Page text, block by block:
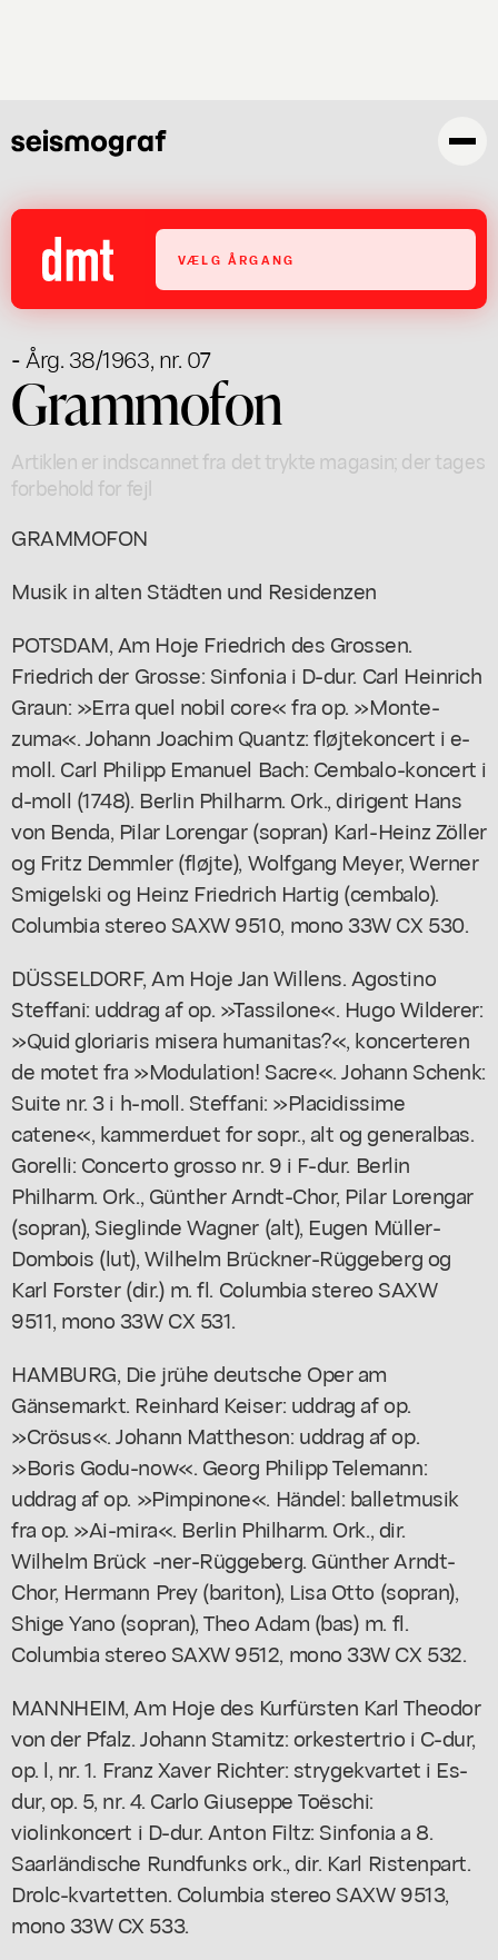
VÆLG ÅRGANG
- Årg. 38/1963, nr. 07
Grammofon
Artiklen er indscannet fra det trykte magasin; der tages
forbehold for fejl
GRAMMOFON
Musik in alten Städten und Residenzen
POTSDAM, Am Hoje Friedrich des Grossen.
Friedrich der Grosse: Sinfonia i D-dur. Carl Heinrich
Graun: »Erra quel nobil core« fra op. »Monte-
zuma«. Johann Joachim Quantz: fløjtekoncert i e-
moll. Carl Philipp Emanuel Bach: Cembalo-koncert i
d-moll (1748). Berlin Philharm. Ork., dirigent Hans
von Benda, Pilar Lorengar (sopran) Karl-Heinz Zöller
og Fritz Demmler (fløjte), Wolfgang Meyer, Werner
Smigelski og Heinz Friedrich Hartig (cembalo).
Columbia stereo SAXW 9510, mono 33W CX 530.
DÜSSELDORF, Am Hoje Jan Willens. Agostino
Steffani: uddrag af op. »Tassilone«. Hugo Wilderer:
»Quid gloriaris misera humanitas?«, koncerteren
de motet fra »Modulation! Sacre«. Johann Schenk:
Suite nr. 3 i h-moll. Steffani: »Placidissime
catene«, kammerduet for sopr., alt og generalbas.
Gorelli: Concerto grosso nr. 9 i F-dur. Berlin
Philharm. Ork., Günther Arndt-Chor, Pilar Lorengar
(sopran), Sieglinde Wagner (alt), Eugen Müller-
Dombois (lut), Wilhelm Brückner-Rüggeberg og
Karl Forster (dir.) m. fl. Columbia stereo SAXW
9511, mono 33W CX 531.
HAMBURG, Die jrühe deutsche Oper am
Gänsemarkt. Reinhard Keiser: uddrag af op.
»Crösus«. Johann Mattheson: uddrag af op.
»Boris Godu-now«. Georg Philipp Telemann:
uddrag af op. »Pimpinone«. Händel: balletmusik
fra op. »Ai-mira«. Berlin Philharm. Ork., dir.
Wilhelm Brück -ner-Rüggeberg. Günther Arndt-
Chor, Hermann Prey (bariton), Lisa Otto (sopran),
Shige Yano (sopran), Theo Adam (bas) m. fl.
Columbia stereo SAXW 9512, mono 33W CX 532.
MANNHEIM, Am Hoje des Kurfürsten Karl Theodor
von der Pfalz. Johann Stamitz: orkestertrio i C-dur,
op. l, nr. 1. Franz Xaver Richter: strygekvartet i Es-
dur, op. 5, nr. 4. Carlo Giuseppe Toëschi:
violinkoncert i D-dur. Anton Filtz: Sinfonia a 8.
Saarländische Rundfunks ork., dir. Karl Ristenpart.
Drolc-kvartetten. Columbia stereo SAXW 9513,
mono 33W CX 533.